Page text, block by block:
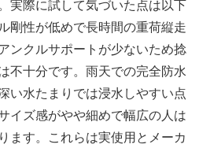
実際に試して気づいた点は以下
剛性が低めで長時間の重荷縦走
ンクルサポートが少ないため捻
不十分です。雨天での完全防水
い水たまりでは浸水しやすい点
イズ感がやや細めで幅広の人は
ます。これらは実使用とメーカ